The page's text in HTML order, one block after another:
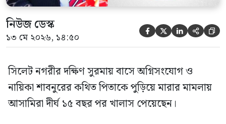
নিউজ ডেস্ক
১৩ মে ২০২৬, ১৪:৫০     
সিলেট নগরীর দক্ষিণ সুরমায় বাসে অগ্নিসংযোগ ও
নায়িকা শাবনুরের কথিত পিতাকে পুড়িয়ে মারার মামলায়
আসামিরা দীর্ঘ ১৫ বছর পর খালাস পেয়েছেন।